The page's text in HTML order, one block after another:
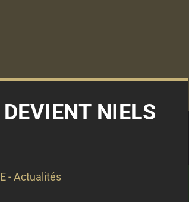
NIELS
- Actualités